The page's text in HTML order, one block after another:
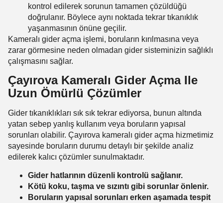
kontrol edilerek sorunun tamamen çözüldüğü
doğrulanır. Böylece aynı noktada tekrar tıkanıklık
yaşanmasının önüne geçilir.
Kameralı gider açma işlemi, boruların kırılmasına veya
zarar görmesine neden olmadan gider sisteminizin sağlıklı
çalışmasını sağlar.
Çayırova Kameralı Gider Açma Ile
Uzun Ömürlü Çözümler
Gider tıkanıklıkları sık sık tekrar ediyorsa, bunun altında
yatan sebep yanlış kullanım veya boruların yapısal
sorunları olabilir. Çayırova kameralı gider açma hizmetimiz
sayesinde boruların durumu detaylı bir şekilde analiz
edilerek kalıcı çözümler sunulmaktadır.
Gider hatlarının düzenli kontrolü sağlanır.
Kötü koku, taşma ve sızıntı gibi sorunlar önlenir.
Boruların yapısal sorunları erken aşamada tespit